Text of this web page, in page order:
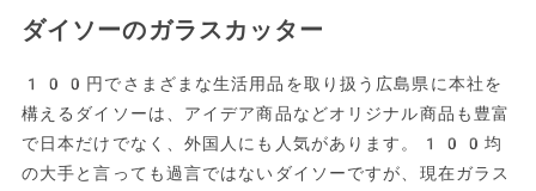
ダイソーのガラスカッター
100円でさまざまな生活用品を取り扱う広島県に本社を
構えるダイソーは、アイデア商品などオリジナル商品も豊富
で日本だけでなく、外国人にも人気があります。100均
の大手と言っても過言ではないダイソーですが、現在ガラス